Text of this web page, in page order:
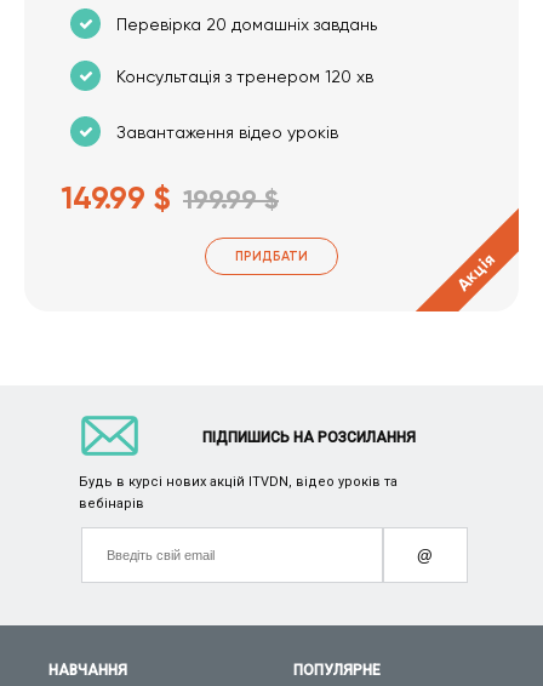
Перевірка 20 домашніх завдань
Консультація з тренером 120 хв
Завантаження відео уроків
149.99 $ 199.99 $
ПРИДБАТИ Акція
НАВЧАННЯ ПОПУЛЯРНЕ
ПІДПИШИСЬ НА РОЗСИЛАННЯ
Будь в курсі нових акцій ITVDN, відео уроків та
вебінарів
@